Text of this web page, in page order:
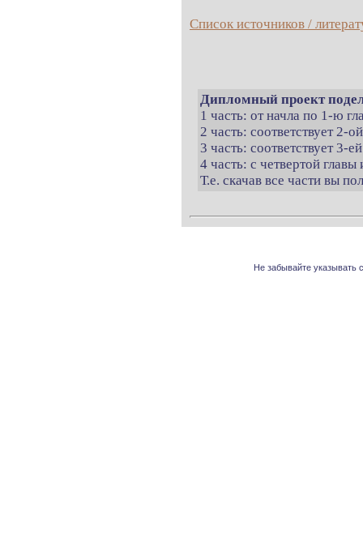
Список источников /
Дипломный проект
1 часть: от начла по 1-ю
2 часть: соответствует 2-
3 часть: соответствует 3-
4 часть: с четвертой
Т.е. скачав все части вы
Не забывайте указывать